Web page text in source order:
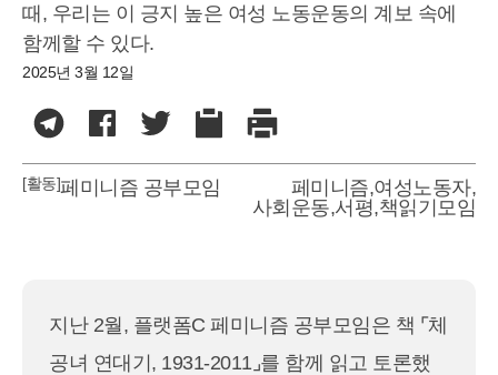
때, 우리는 이 긍지 높은 여성 노동운동의 계보 속에
함께할 수 있다.
2025년 3월 12일
[활동]페미니즘 공부모임 페미니즘,여성노동자,
사회운동,서평,책읽기모임
지난 2월, 플랫폼C 페미니즘 공부모임은 책 ⌜체
공녀 연대기, 1931-2011⌟를 함께 읽고 토론했